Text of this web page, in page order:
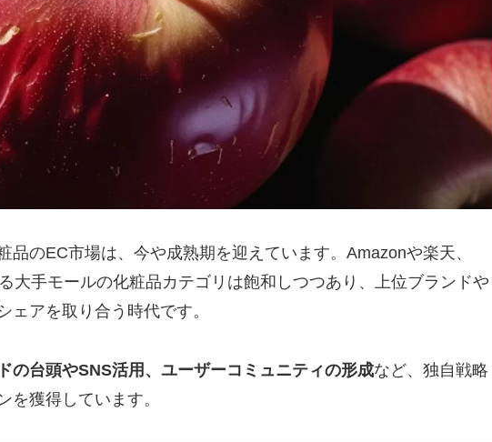
品のEC市場は、今や成熟期を迎えています。Amazonや楽天、
大手モールの化粧品カテゴリは飽和しつつあり、上位ブランドや
ェアを取り合う時代です。
の台頭やSNS活用、ユーザーコミュニティの形成など、独自戦略
を獲得しています。